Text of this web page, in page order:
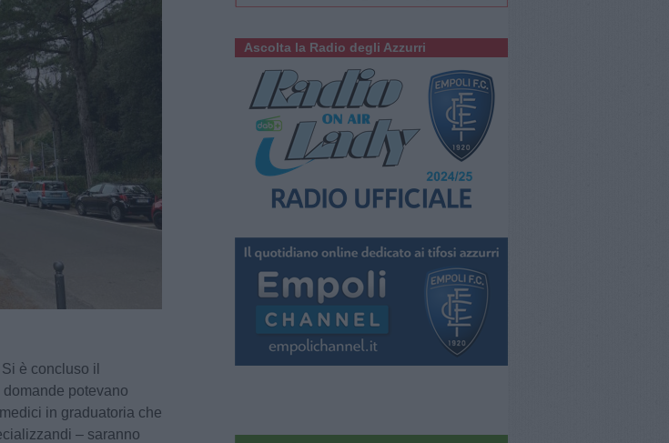
è concluso il
domande potevano
in graduatoria che
– saranno
Ascolta la Radio degli Azzurri